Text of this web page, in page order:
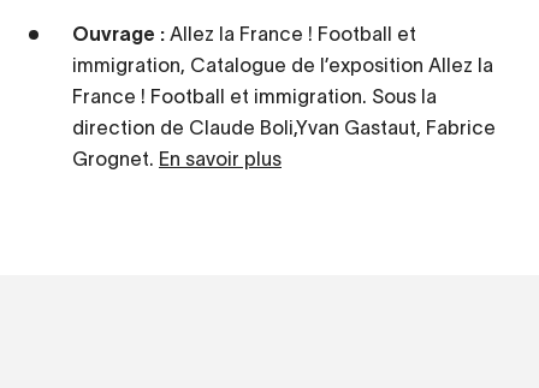
Ouvrage : Allez la France ! Football et
immigration, Catalogue de l’exposition Allez la
France ! Football et immigration. Sous la
direction de Claude Boli,Yvan Gastaut, Fabrice
Grognet. En savoir plus